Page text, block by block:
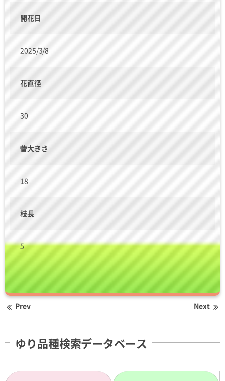
開花日
2025/3/8
花直径
30
蕾大きさ
18
枝長
5
Prev Next
ゆり品種検索データベース